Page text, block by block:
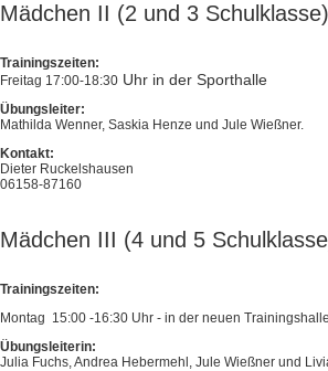
Mädchen II (2 und 3 Schulklasse)
Trainingszeiten:
Freitag 17:00-18:30 Uhr in der Sporthalle
Übungsleiter:
Mathilda Wenner, Saskia Henze und Jule Wießner.
Kontakt:
Dieter Ruckelshausen
06158-87160
Mädchen III (4 und 5
Trainingszeiten:
Montag 15:00 -16:30 Uhr - in der neuen Trainingshalle
Übungsleiterin:
Julia Fuchs, Andrea Hebermehl, Jule Wießner und